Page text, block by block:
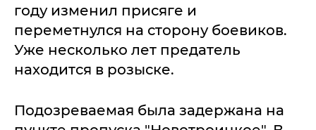
году изменил присяге и
переметнулся на сторону боевиков.
Уже несколько лет предатель
находится в розыске.
Подозреваемая была задержана на